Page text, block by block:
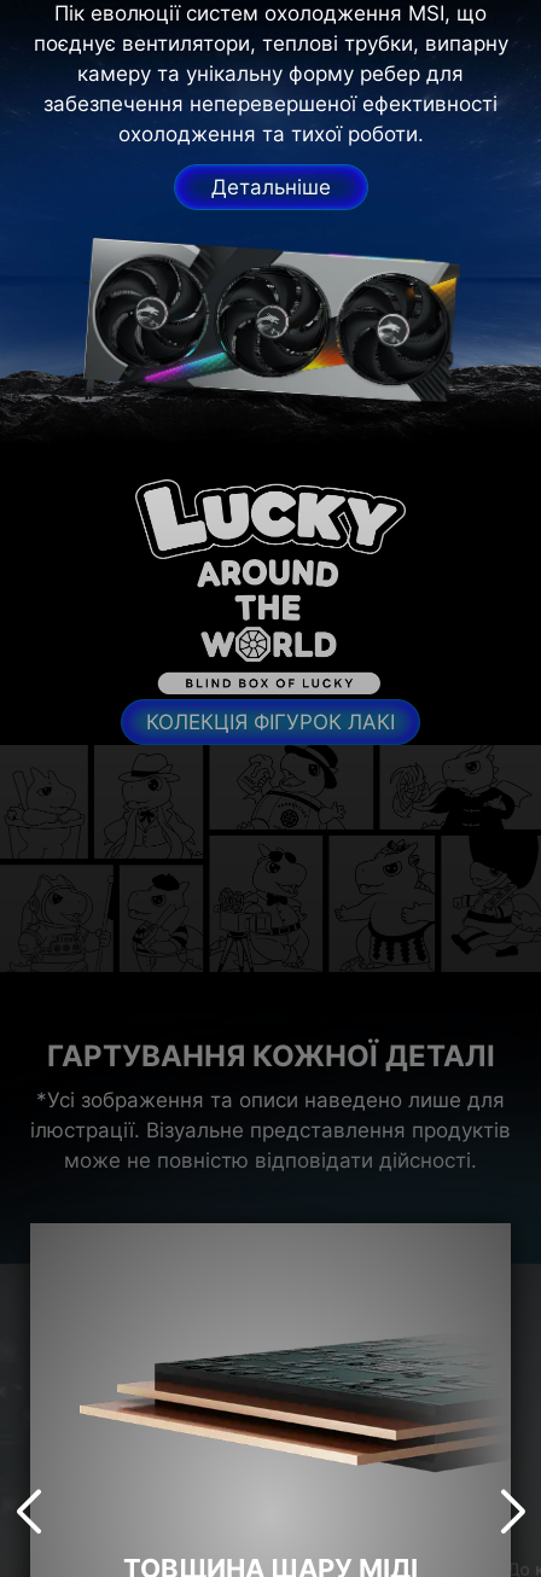
Пік еволюції систем охолодження MSI, що
поєднує вентилятори, теплові трубки, випарну
камеру та унікальну форму ребер для
забезпечення неперевершеної ефективності
охолодження та тихої роботи.
Детальніше
КОЛЕКЦІЯ ФІГУРОК ЛАКІ
ГАРТУВАННЯ КОЖНОЇ ДЕТАЛІ
*Усі зображення та описи наведено лише для
ілюстрації. Візуальне представлення продуктів
може не повністю відповідати дійсності.
ТОВЩИНА ШАРУ МІДІ
До